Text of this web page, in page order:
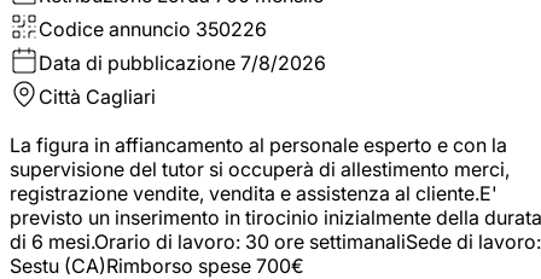
Codice annuncio 350226
Data di pubblicazione 7/8/2026
Città Cagliari
La figura in affiancamento al personale esperto e con la
supervisione del tutor si occuperà di allestimento merci,
registrazione vendite, vendita e assistenza al cliente.E'
previsto un inserimento in tirocinio inizialmente della durata
di 6 mesi.Orario di lavoro: 30 ore settimanaliSede di lavoro:
Sestu (CA)Rimborso spese 700€